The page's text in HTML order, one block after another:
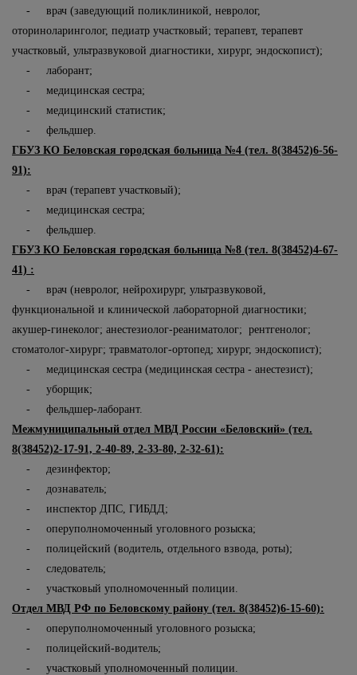
- врач (заведующий поликлиникой, невролог,
оториноларинголог, педиатр участковый; терапевт, терапевт
участковый, ультразвуковой диагностики, хирург, эндоскопист);
- лаборант;
- медицинская сестра;
- медицинский статистик;
- фельдшер.
ГБУЗ КО Беловская городская больница №4 (тел. 8(38452)6-56-
91):
- врач (терапевт участковый);
- медицинская сестра;
- фельдшер.
ГБУЗ КО Беловская городская больница №8 (тел. 8(38452)4-67-
41) :
- врач (невролог, нейрохирург, ультразвуковой,
функциональной и клинической лабораторной диагностики;
акушер-гинеколог; анестезиолог-реаниматолог; рентгенолог;
стоматолог-хирург; травматолог-ортопед; хирург, эндоскопист);
- медицинская сестра (медицинская сестра - анестезист);
- уборщик;
- фельдшер-лаборант.
Межмуниципальный отдел МВД России «Беловский» (тел.
8(38452)2-17-91, 2-40-89, 2-33-80, 2-32-61):
- дезинфектор;
- дознаватель;
- инспектор ДПС, ГИБДД;
- оперуполномоченный уголовного розыска;
- полицейский (водитель, отдельного взвода, роты);
- следователь;
- участковый уполномоченный полиции.
Отдел МВД РФ по Беловскому району (тел. 8(38452)6-15-60):
- оперуполномоченный уголовного розыска;
- полицейский-водитель;
- участковый уполномоченный полиции.